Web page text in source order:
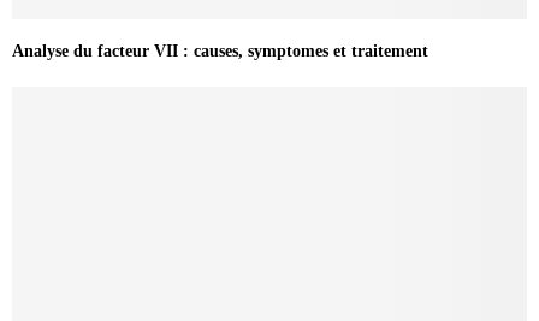
Analyse du facteur VII : causes, symptomes et traitement